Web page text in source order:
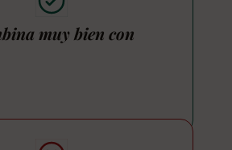
muy bien con